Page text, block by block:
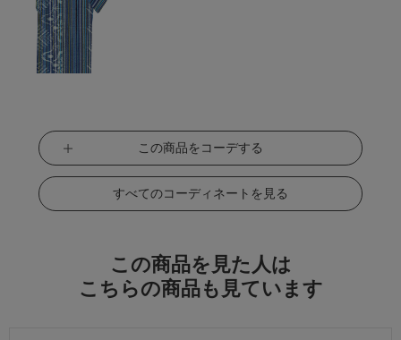
この商品をコーデする
すべてのコーディネートを見る
この商品を見た人は
こちらの商品も見ています